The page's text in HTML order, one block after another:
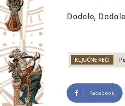
Dodole,
KLJUČNE REČI
Facebook